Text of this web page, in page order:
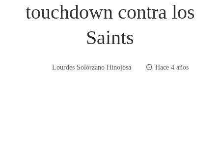
touchdown contra los
Saints
Lourdes Solórzano Hinojosa Hace 4 años